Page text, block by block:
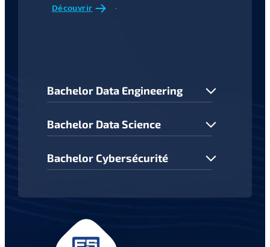
Découvrir
Bachelor Data Engineering
Bachelor Data Science
Bachelor Cybersécurité